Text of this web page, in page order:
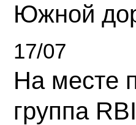
Южной
17/07
На месте
группа